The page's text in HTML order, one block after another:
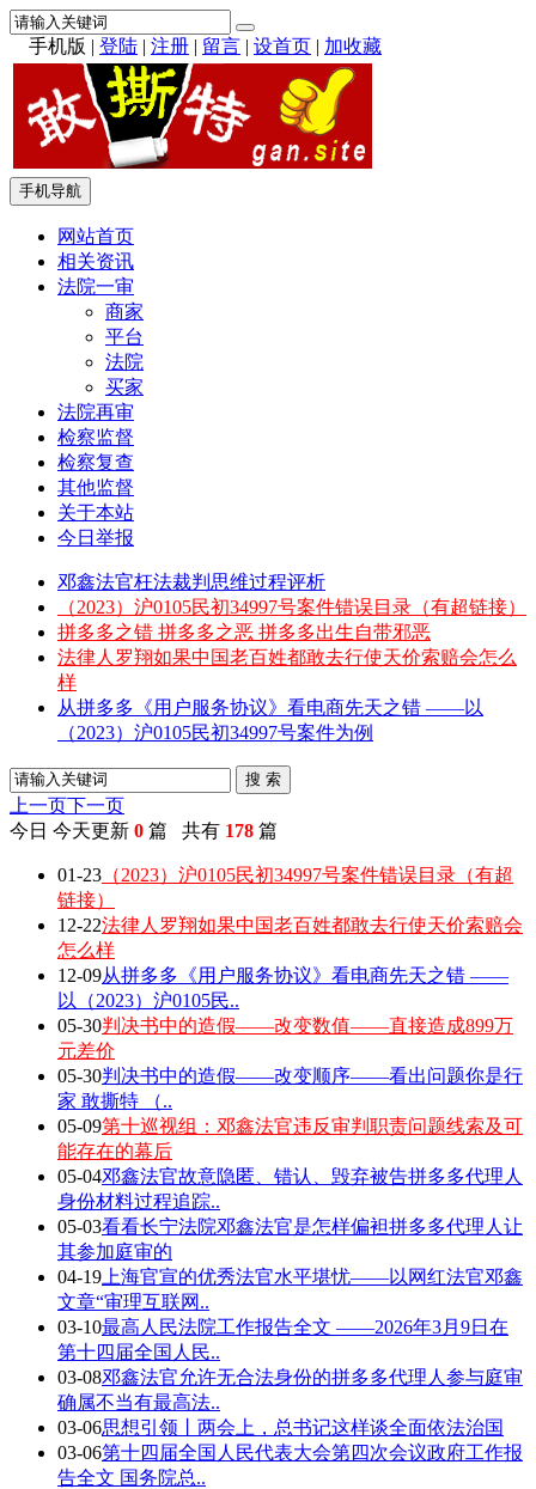
手机版 | 登陆 | 注册 | 留言 | 设首页 | 加收藏
手机导航
网站首页
相关资讯
法院一审
商家
平台
法院
买家
法院再审
检察监督
检察复查
其他监督
关于本站
今日举报
邓鑫法官枉法裁判思维过程评析
（2023）沪0105民初34997号案件错误目录（有超链接）
拼多多之错 拼多多之恶 拼多多出生自带邪恶
法律人罗翔如果中国老百姓都敢去行使天价索赔会怎么
样
从拼多多《用户服务协议》看电商先天之错 ——以
（2023）沪0105民初34997号案件为例
搜 索
上一页下一页
今日 今天更新 0 篇 共有 178 篇
01-23 （2023）沪0105民初34997号案件错误目录（有超
链接）
12-22法律人罗翔如果中国老百姓都敢去行使天价索赔会
怎么样
12-09从拼多多《用户服务协议》看电商先天之错 ——
以（2023）沪0105民..
05-30判决书中的造假——改变数值——直接造成899万
元差价
05-30判决书中的造假——改变顺序——看出问题你是行
家 敢撕特 （..
05-09第十巡视组：邓鑫法官违反审判职责问题线索及可
能存在的幕后
05-04邓鑫法官故意隐匿、错认、毁弃被告拼多多代理人
身份材料过程追踪..
05-03看看长宁法院邓鑫法官是怎样偏袒拼多多代理人让
其参加庭审的
04-19 上海官宣的优秀法官水平堪忧——以网红法官邓鑫
文章“审理互联网..
03-10最高人民法院工作报告全文 ——2026年3月9日在
第十四届全国人民..
03-08邓鑫法官允许无合法身份的拼多多代理人参与庭审
确属不当有最高法..
03-06思想引领丨两会上，总书记这样谈全面依法治国
03-06第十四届全国人民代表大会第四次会议政府工作报
告全文 国务院总..